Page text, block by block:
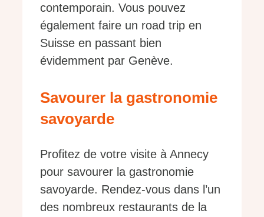
contemporain. Vous pouvez
également faire un road trip en
Suisse en passant bien
évidemment par Genève.
Savourer la gastronomie
savoyarde
Profitez de votre visite à Annecy
pour savourer la gastronomie
savoyarde. Rendez-vous dans l’un
des nombreux restaurants de la